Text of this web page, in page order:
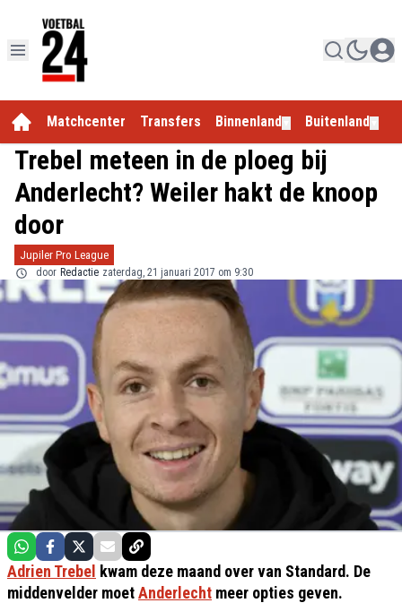
Matchcenter Transfers Binnenland Buitenland
Trebel meteen in de ploeg bij
Anderlecht? Weiler hakt de knoop
door
Jupiler Pro League
door Redactie zaterdag, 21 januari 2017 om 9:30
Adrien Trebel kwam deze maand over van Standard. De
middenvelder moetAnderlecht meer opties geven.